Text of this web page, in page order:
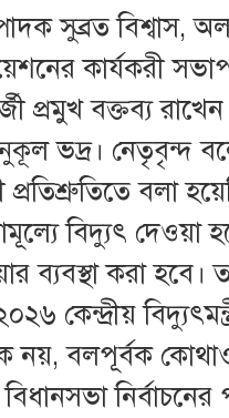
সুব্রত বিশ্বাস, অল
কার্যকরী
প্রমুখ বক্তব্য
ভদ্র। নেতৃবৃন্দ
প্রতিশ্রুতিতে বলা
বিদ্যুৎ দেওয়া
ব্যবস্থা করা
কেন্দ্রীয়
নয়, বলপূর্বক
নির্বাচনের